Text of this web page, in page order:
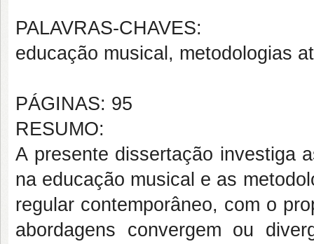
PALAVRAS-CHAVES:
educação musical, metodologias
PÁGINAS: 95
RESUMO:
A presente dissertação investiga
na educação musical e as
regular contemporâneo, com o
abordagens convergem ou